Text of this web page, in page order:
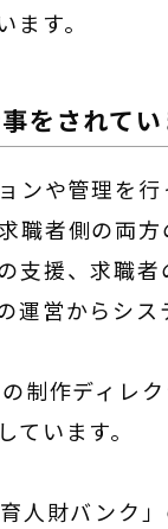
す。
をされてい
や管理を行
職者側の両
支援、求職
営からシ
制作ディレ
います。
人財バンク